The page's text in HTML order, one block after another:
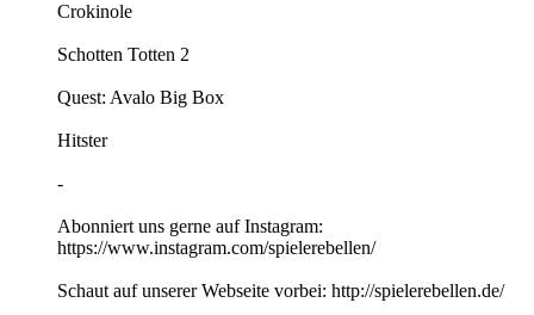
Crokinole
Schotten Totten 2
Quest: Avalo Big Box
Hitster
-
Abonniert uns gerne auf Instagram:
https://www.instagram.com/spielerebellen/
Schaut auf unserer Webseite vorbei: http://spielerebellen.de/